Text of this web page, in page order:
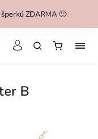
ZDARMA 🙂
B